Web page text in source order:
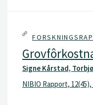
Signe Kårstad,
NIBIO Rapport, 12(45),